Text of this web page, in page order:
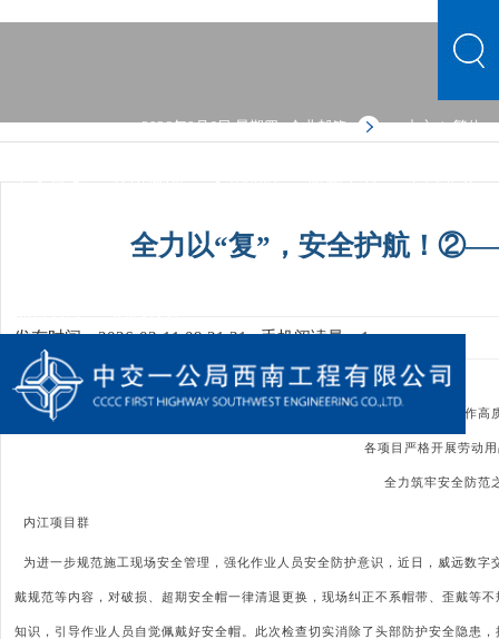
2026年8月6日 星期四企业邮箱 中文 | 繁体
中文首页 公司概况 文化品牌 新闻中心 主营业务
全力以“复”，安全护航！
发布时间：2026-03-11 09:21:31手机阅读量：1
为确保复工复产工作高
各项目严格开展劳动
全力筑牢安全防范
内江项目群
为进一步规范施工现场安全管理，强化作业人员安全防护意识，近日，威远数
戴规范等内容，对破损、超期安全帽一律清退更换，现场纠正不系帽带、歪戴等
知识，引导作业人员自觉佩戴好安全帽。此次检查切实消除了头部防护安全隐患